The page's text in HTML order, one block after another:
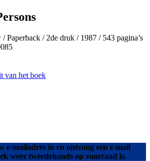
Paperback / 2de druk / 1987 / 543 pagina’s
van het boek
e-mailadres in en ontvang een e-mail
weer tweedehands op voorraad is.